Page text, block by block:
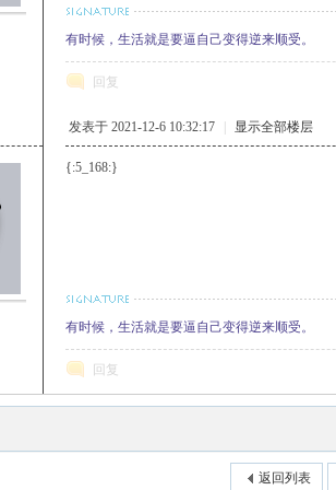
有时候，生活就是要逼自己变得逆来顺受。
回复
发表于 2021-12-6 10:32:17 显示全部楼层
{:5_168:}
有时候，生活就是要逼自己变得逆来顺受。
回复
返回列表